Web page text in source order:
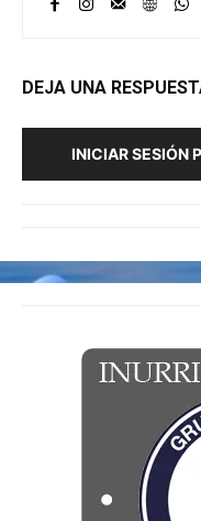
DEJA UNA
INICIAR SESIÓN